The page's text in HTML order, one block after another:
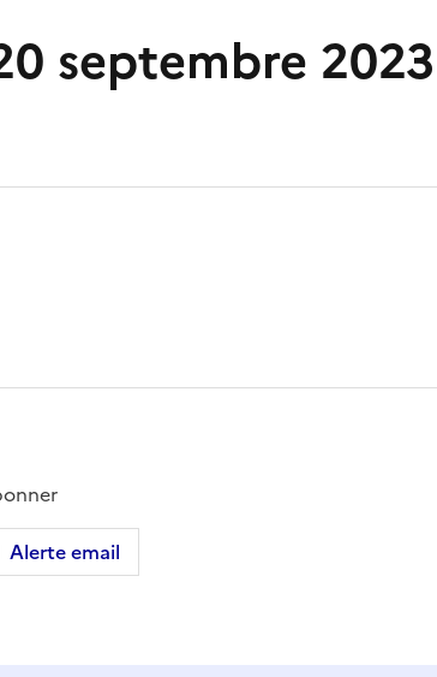
septembre 2023
papier
Alerte email